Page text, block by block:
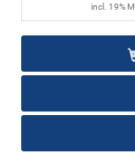
incl. 19%